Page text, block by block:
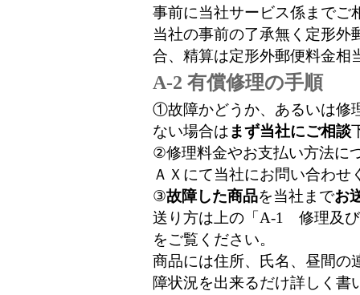
事前に当社サービス係までご
当社の事前の了承無く定形外
合、精算は定形外郵便料金相
A-2 有償修理の手順
①故障かどうか、あるいは修
ない場合はまず当社にご相談
②修理料金やお支払い方法に
ＡＸにて当社にお問い合わせ
③故障した商品を当社までお
送り方は上の「A-1 修理及
をご覧ください。
商品には住所、氏名、昼間の
障状況を出来るだけ詳しく書